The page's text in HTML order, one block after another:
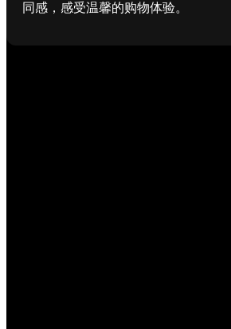
同感，感受温馨的购物体验。